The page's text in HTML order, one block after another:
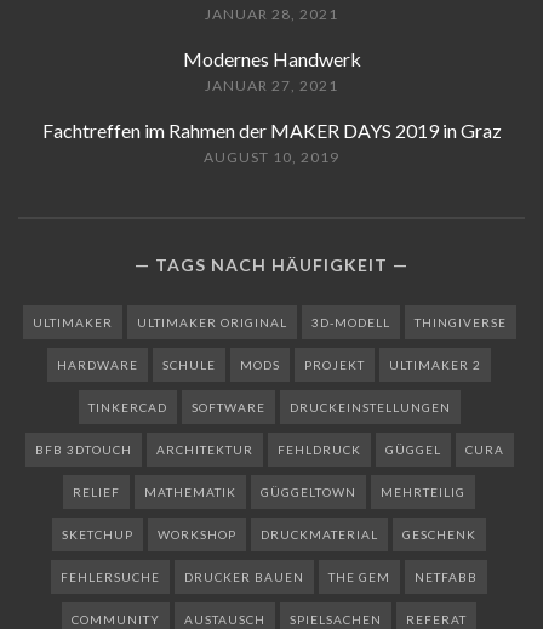
JANUAR 28, 2021
Modernes Handwerk
JANUAR 27, 2021
Fachtreffen im Rahmen der MAKER DAYS 2019 in Graz
AUGUST 10, 2019
TAGS NACH HÄUFIGKEIT
ULTIMAKER ULTIMAKER ORIGINAL 3D-MODELL THINGIVERSE
HARDWARE SCHULE MODS PROJEKT ULTIMAKER 2
TINKERCAD SOFTWARE DRUCKEINSTELLUNGEN
BFB 3DTOUCH ARCHITEKTUR FEHLDRUCK GÜGGEL CURA
RELIEF MATHEMATIK GÜGGELTOWN MEHRTEILIG
SKETCHUP WORKSHOP DRUCKMATERIAL GESCHENK
FEHLERSUCHE DRUCKER BAUEN THE GEM NETFABB
COMMUNITY AUSTAUSCH SPIELSACHEN REFERAT